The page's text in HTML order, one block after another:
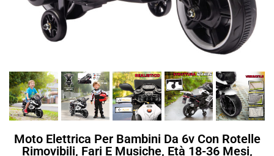
Moto Elettrica Per Bambini Da 6v Con Rotelle
Rimovibili, Fari E Musiche, Età 18-36 Mesi,